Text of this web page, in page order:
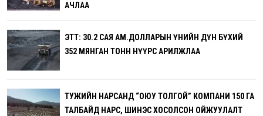
АЧЛАА
ЭТТ: 30.2 САЯ АМ.ДОЛЛАРЫН ҮНИЙН ДҮН БҮХИЙ
352 МЯНГАН ТОНН НҮҮРС АРИЛЖЛАА
ТУЖИЙН НАРСАНД “ОЮУ ТОЛГОЙ” КОМПАНИ 150 ГА
ТАЛБАЙД НАРС, ШИНЭС ХОСОЛСОН ОЙЖУУЛАЛТ